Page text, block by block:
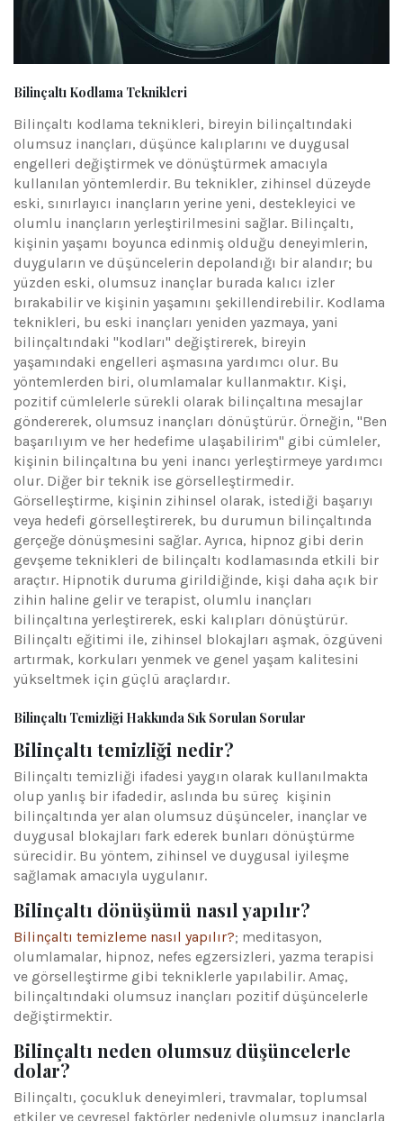
Bilinçaltı Kodlama Teknikleri
Bilinçaltı kodlama teknikleri, bireyin bilinçaltındaki
olumsuz inançları, düşünce kalıplarını ve duygusal
engelleri değiştirmek ve dönüştürmek amacıyla
kullanılan yöntemlerdir. Bu teknikler, zihinsel düzeyde
eski, sınırlayıcı inançların yerine yeni, destekleyici ve
olumlu inançların yerleştirilmesini sağlar. Bilinçaltı,
kişinin yaşamı boyunca edinmiş olduğu deneyimlerin,
duyguların ve düşüncelerin depolandığı bir alandır; bu
yüzden eski, olumsuz inançlar burada kalıcı izler
bırakabilir ve kişinin yaşamını şekillendirebilir. Kodlama
teknikleri, bu eski inançları yeniden yazmaya, yani
bilinçaltındaki "kodları" değiştirerek, bireyin
yaşamındaki engelleri aşmasına yardımcı olur. Bu
yöntemlerden biri, olumlamalar kullanmaktır. Kişi,
pozitif cümlelerle sürekli olarak bilinçaltına mesajlar
göndererek, olumsuz inançları dönüştürür. Örneğin, "Ben
başarılıyım ve her hedefime ulaşabilirim" gibi cümleler,
kişinin bilinçaltına bu yeni inancı yerleştirmeye yardımcı
olur. Diğer bir teknik ise görselleştirmedir.
Görselleştirme, kişinin zihinsel olarak, istediği başarıyı
veya hedefi görselleştirerek, bu durumun bilinçaltında
gerçeğe dönüşmesini sağlar. Ayrıca, hipnoz gibi derin
gevşeme teknikleri de bilinçaltı kodlamasında etkili bir
araçtır. Hipnotik duruma girildiğinde, kişi daha açık bir
zihin haline gelir ve terapist, olumlu inançları
bilinçaltına yerleştirerek, eski kalıpları dönüştürür.
Bilinçaltı eğitimi ile, zihinsel blokajları aşmak, özgüveni
artırmak, korkuları yenmek ve genel yaşam kalitesini
yükseltmek için güçlü araçlardır.
Bilinçaltı Temizliği Hakkında Sık Sorulan Sorular
Bilinçaltı temizliği nedir?
Bilinçaltı temizliği ifadesi yaygın olarak kullanılmakta
olup yanlış bir ifadedir, aslında bu süreç kişinin
bilinçaltında yer alan olumsuz düşünceler, inançlar ve
duygusal blokajları fark ederek bunları dönüştürme
sürecidir. Bu yöntem, zihinsel ve duygusal iyileşme
sağlamak amacıyla uygulanır.
Bilinçaltı dönüşümü nasıl yapılır?
Bilinçaltı temizleme nasıl yapılır?; meditasyon,
olumlamalar, hipnoz, nefes egzersizleri, yazma terapisi
ve görselleştirme gibi tekniklerle yapılabilir. Amaç,
bilinçaltındaki olumsuz inançları pozitif düşüncelerle
değiştirmektir.
Bilinçaltı neden olumsuz düşüncelerle
dolar?
Bilinçaltı, çocukluk deneyimleri, travmalar, toplumsal
etkiler ve çevresel faktörler nedeniyle olumsuz inançlarla